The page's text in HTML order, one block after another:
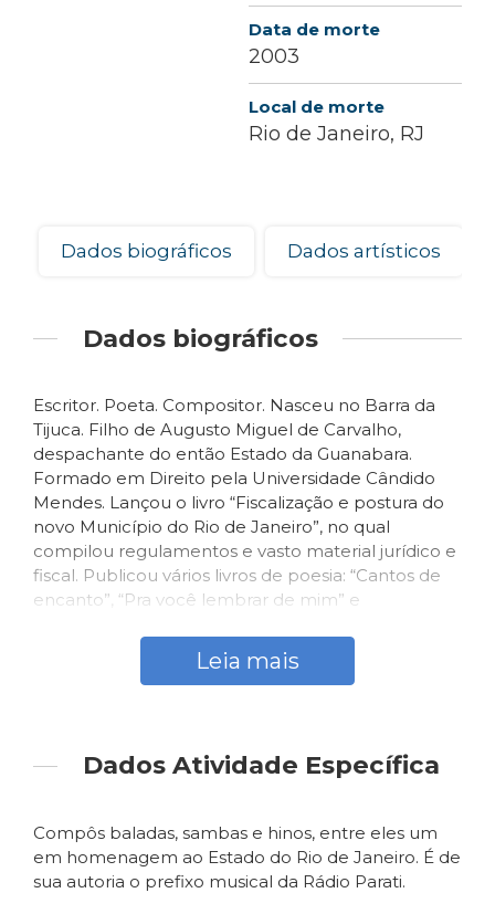
Data de morte
2003
Local de morte
Rio de Janeiro, RJ
Dados biográficos Dados artísticos
Dados biográficos
Escritor. Poeta. Compositor. Nasceu no Barra da
Tijuca. Filho de Augusto Miguel de Carvalho,
despachante do então Estado da Guanabara.
Formado em Direito pela Universidade Cândido
Mendes. Lançou o livro “Fiscalização e postura do
novo Município do Rio de Janeiro”, no qual
compilou regulamentos e vasto material jurídico e
fiscal. Publicou vários livros de poesia: “Cantos de
encanto”, “Pra você lembrar de mim” e
de câncer, sendo seu corpo velado em sua casa na
cidade de Parati, local onde residiu os últimos três
Leia mais
Dados Atividade Específica
Compôs baladas, sambas e hinos, entre eles um
em homenagem ao Estado do Rio de Janeiro. É de
sua autoria o prefixo musical da Rádio Parati.